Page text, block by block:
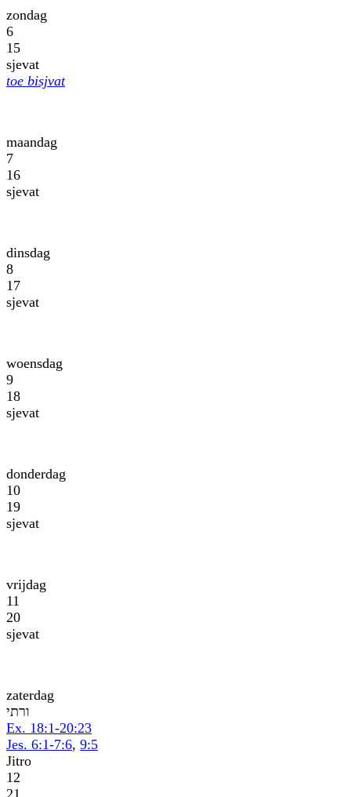
zondag
6
15
sjevat
toe bisjvat
maandag
7
16
sjevat
dinsdag
8
17
sjevat
woensdag
9
18
sjevat
donderdag
10
19
sjevat
vrijdag
11
20
sjevat
zaterdag
יתרו
Ex. 18:1-20:23
Jes. 6:1-7:6, 9:5
Jitro
12
21